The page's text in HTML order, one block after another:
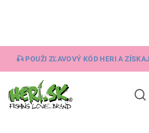
🎣 POUŽI ZĽAVOVÝ KÓD HERI A